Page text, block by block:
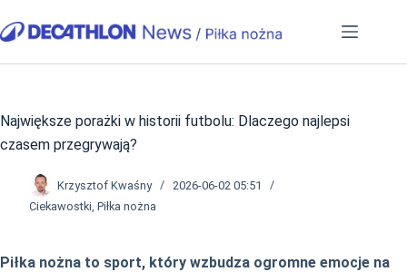
do
Największe porażki w historii futbolu: Dlaczego najlepsi
czasem przegrywają?
Krzysztof Kwaśny
2026-06-02 05:51
Ciekawostki, Piłka nożna
Piłka nożna to sport, który wzbudza ogromne emocje na